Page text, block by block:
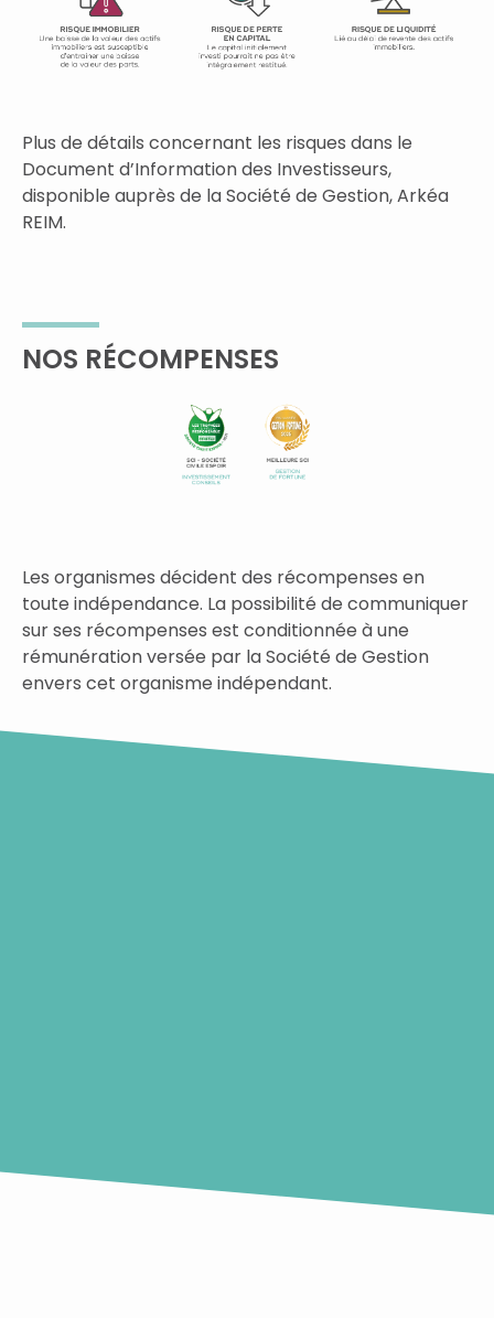
Plus de détails concernant les risques dans le
Document d’Information des Investisseurs,
disponible auprès de la Société de Gestion, Arkéa
REIM.
NOS RÉCOMPENSES
Les organismes décident des récompenses en
toute indépendance. La possibilité de communiquer
sur ses récompenses est conditionnée à une
rémunération versée par la Société de Gestion
envers cet organisme indépendant.